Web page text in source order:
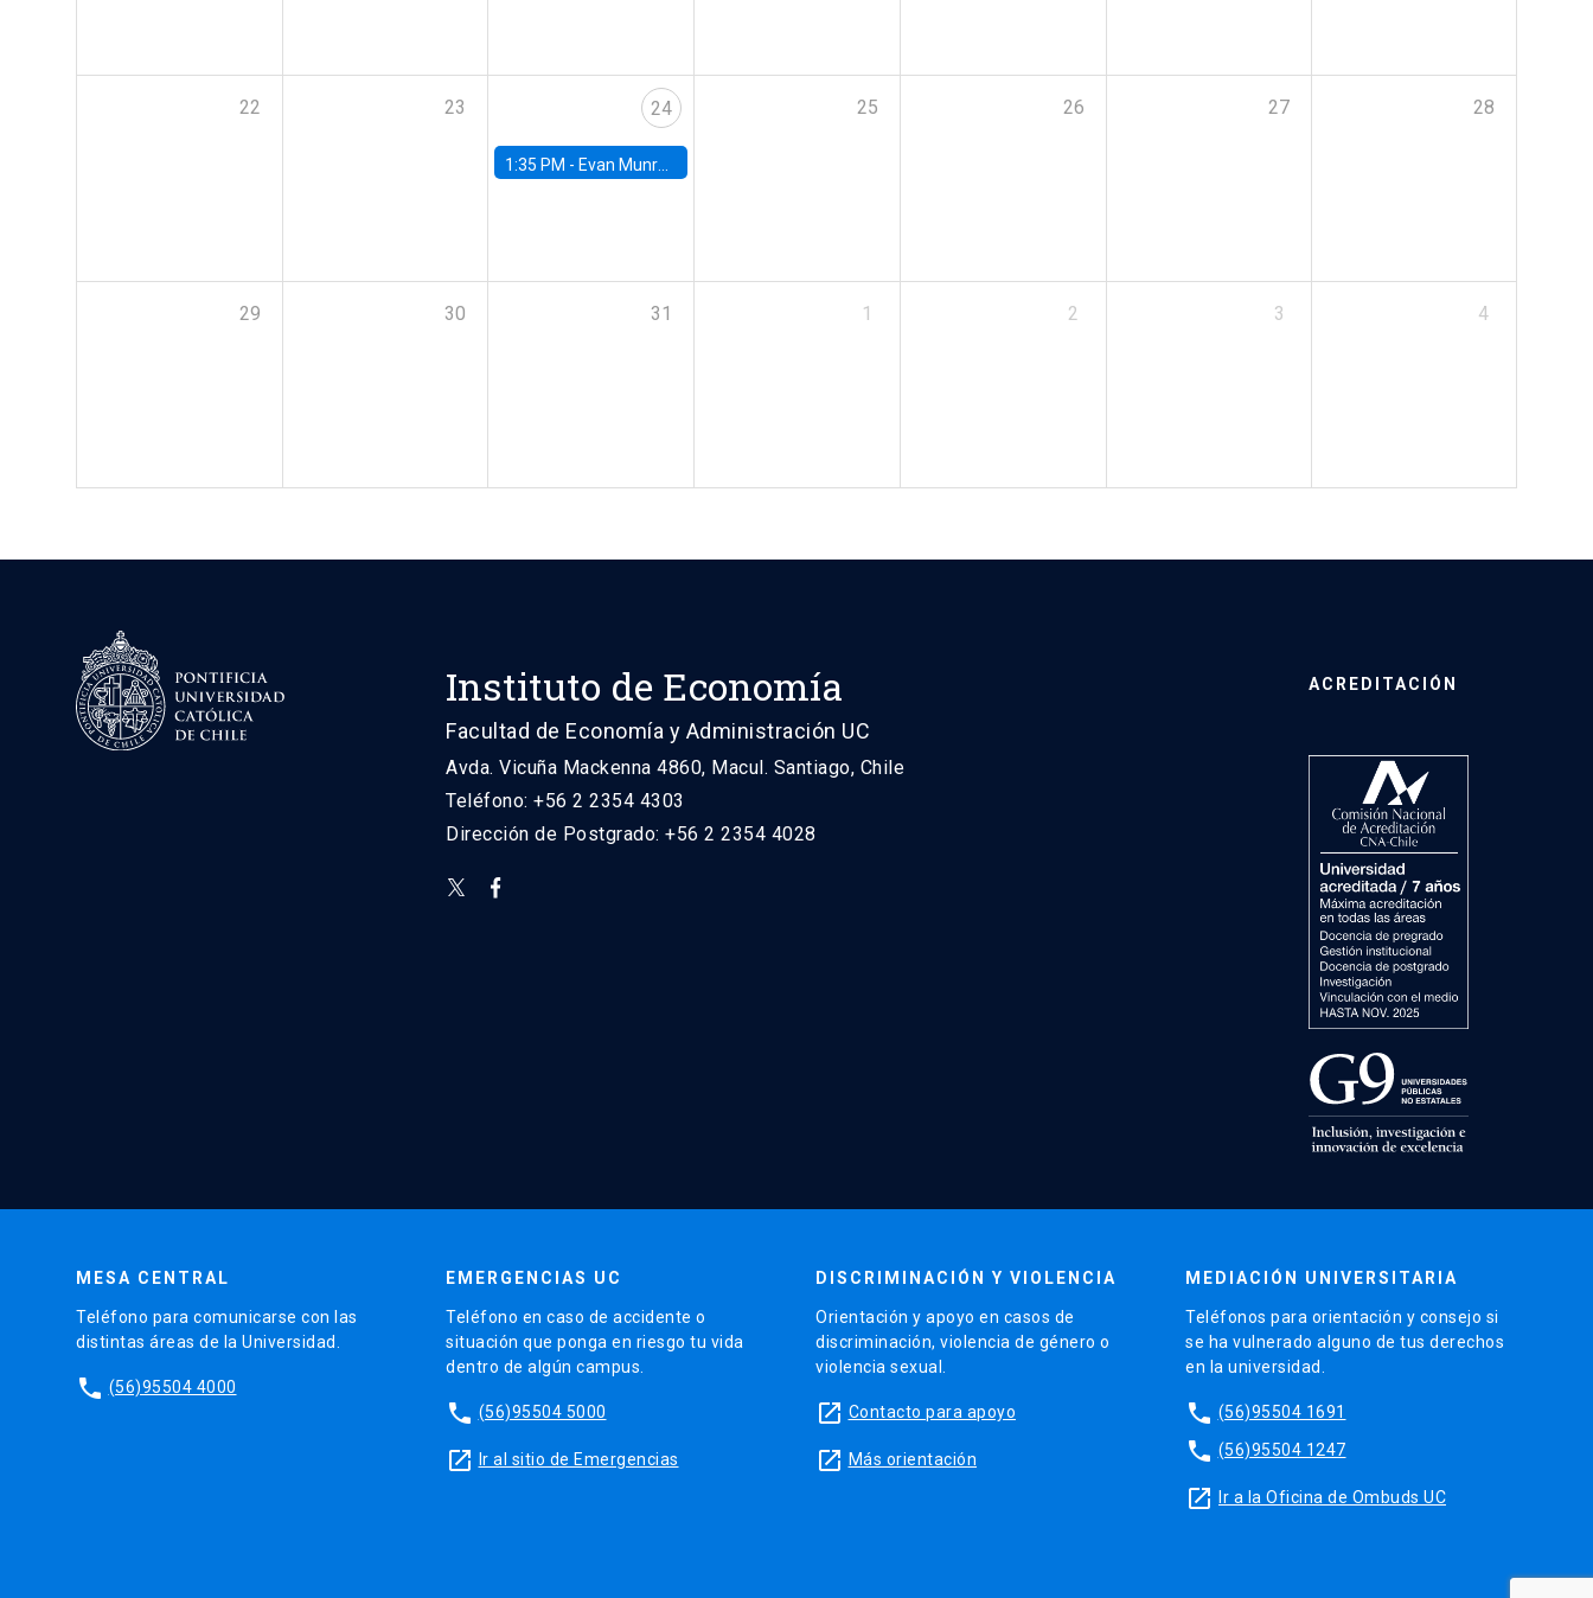
22 23 24
1:35 PM - Evan Munro, Neyman Visiting Assistant Professor in the Department of Statistics at UC Berkeley
25 26 27 28
29 30 31 1 2 3 4
Instituto de Economía
Facultad de Economía y Administración UC
Avda. Vicuña Mackenna 4860, Macul. Santiago, Chile
Teléfono: +56 2 2354 4303
Dirección de Postgrado: +56 2 2354 4028
ACREDITACIÓN
MESA CENTRAL
Teléfono para comunicarse con las
distintas áreas de la Universidad.
phone (56)95504 4000
EMERGENCIAS UC
Teléfono en caso de accidente o
situación que ponga en riesgo tu vida
dentro de algún campus.
phone (56)95504 5000
launch Ir al sitio de Emergencias
DISCRIMINACIÓN Y VIOLENCIA
Orientación y apoyo en casos de
discriminación, violencia de género o
violencia sexual.
launch Contacto para apoyo
launch Más orientación
MEDIACIÓN UNIVERSITARIA
Teléfonos para orientación y consejo si
se ha vulnerado alguno de tus derechos
en la universidad.
phone (56)95504 1691
phone (56)95504 1247
launch Ir a la Oficina de Ombuds UC